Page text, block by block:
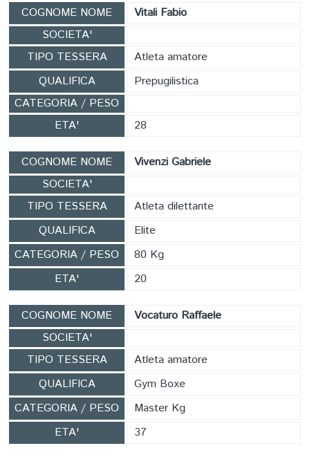
COGNOME NOME
Vitali Fabio
SOCIETA'
TIPO TESSERA
Atleta amatore
QUALIFICA
Prepugilistica
CATEGORIA / PESO
ETA'
28
COGNOME NOME
Vivenzi Gabriele
SOCIETA'
TIPO TESSERA
Atleta dilettante
QUALIFICA
Elite
CATEGORIA / PESO
80 Kg
ETA'
20
COGNOME NOME
Vocaturo Raffaele
SOCIETA'
TIPO TESSERA
Atleta amatore
QUALIFICA
Gym Boxe
CATEGORIA / PESO
Master Kg
ETA'
37